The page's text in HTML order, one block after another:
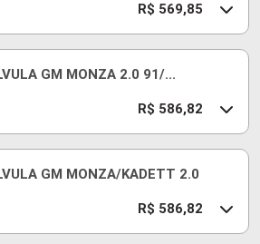
R$ 569,85
GM MONZA 2.0 91/...
R$ 586,82
GM MONZA/KADETT 2.0
R$ 586,82